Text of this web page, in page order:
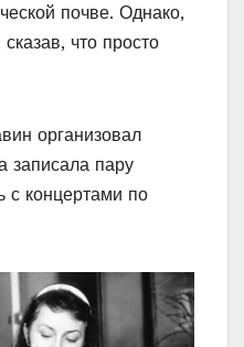
почве. Однако,
что просто
организовал
записала пару
с концертами по